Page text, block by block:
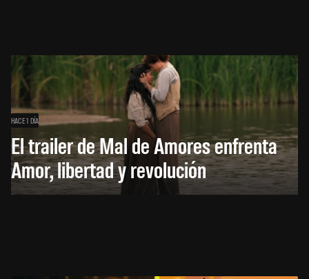
HACE 1 DÍA
El trailer de Mal de Amores enfrenta
Amor, libertad y revolución